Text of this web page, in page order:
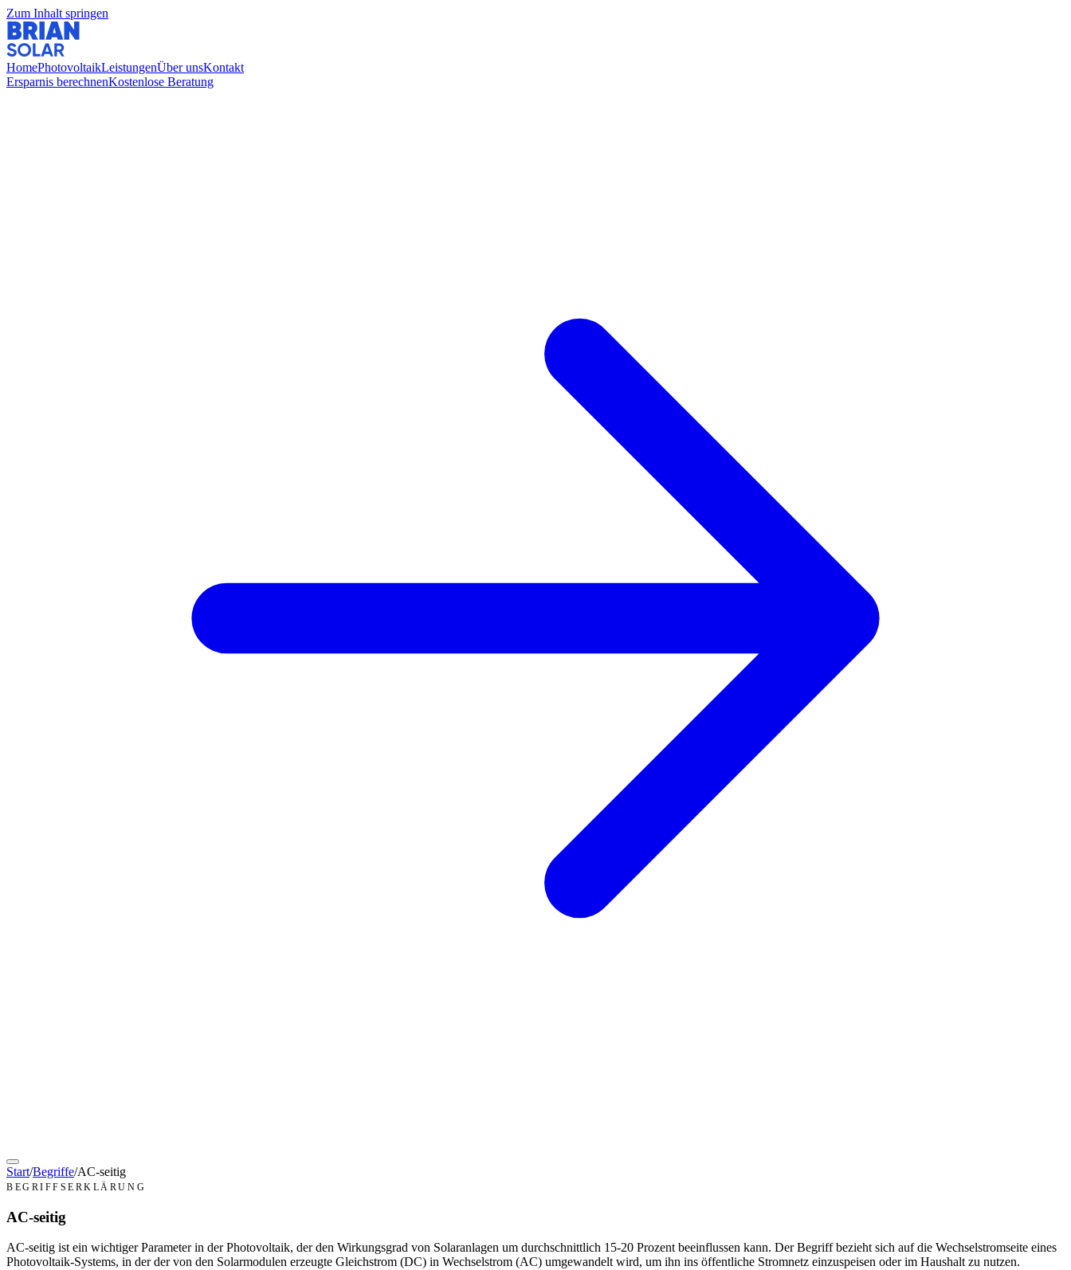
Zum Inhalt springen
HomePhotovoltaikLeistungenÜber unsKontakt
Ersparnis berechnenKostenlose Beratung
Start/Begriffe/AC-seitig
BEGRIFFSERKLÄRUNG
AC-seitig
AC-seitig ist ein wichtiger Parameter in der Photovoltaik, der den Wirkungsgrad von Solaranlagen um durchschnittlich 15-20 Prozent beeinflussen kann. Der Begriff bezieht sich auf die Wechselstromseite eines
Photovoltaik-Systems, in der der von den Solarmodulen erzeugte Gleichstrom (DC) in Wechselstrom (AC) umgewandelt wird, um ihn ins öffentliche Stromnetz einzuspeisen oder im Haushalt zu nutzen.